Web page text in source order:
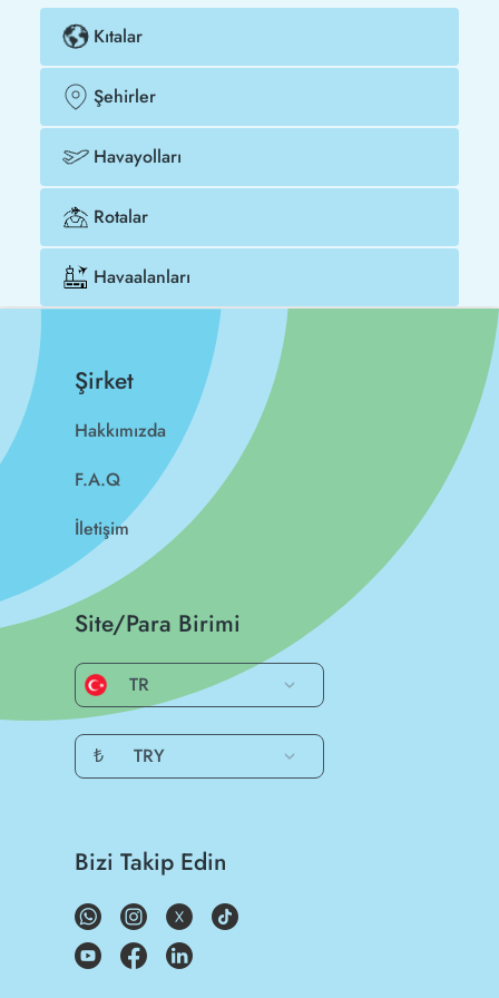
Kıtalar
Şehirler
Havayolları
Rotalar
Havaalanları
Şirket
Hakkımızda
F.A.Q
İletişim
Site/Para Birimi
TR
₺ TRY
Bizi Takip Edin